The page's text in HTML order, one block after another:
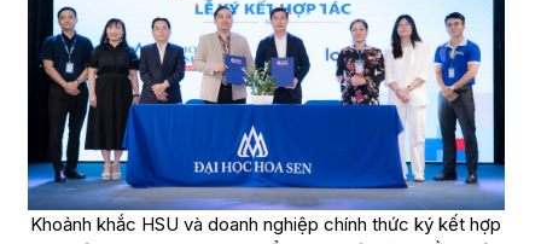
Khoảnh khắc HSU và doanh nghiệp chính thức ký kết hợp